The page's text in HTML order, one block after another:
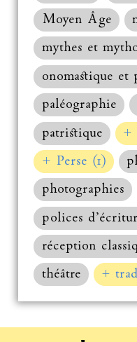
Moyen Âge
mythes et
onomastique et
paléographie
patristique
+
+ Perse (1)
photographies
polices
réception
théâtre
+